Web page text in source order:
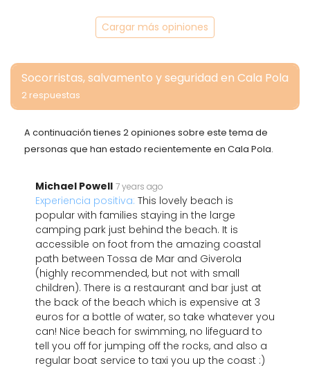
Cargar más opiniones
Socorristas, salvamento y seguridad en Cala Pola
2 respuestas
A continuación tienes 2 opiniones sobre este tema de
personas que han estado recientemente en Cala Pola.
Michael Powell 7 years ago
Experiencia positiva: This lovely beach is
popular with families staying in the large
camping park just behind the beach. It is
accessible on foot from the amazing coastal
path between Tossa de Mar and Giverola
(highly recommended, but not with small
children). There is a restaurant and bar just at
the back of the beach which is expensive at 3
euros for a bottle of water, so take whatever you
can! Nice beach for swimming, no lifeguard to
tell you off for jumping off the rocks, and also a
regular boat service to taxi you up the coast :)